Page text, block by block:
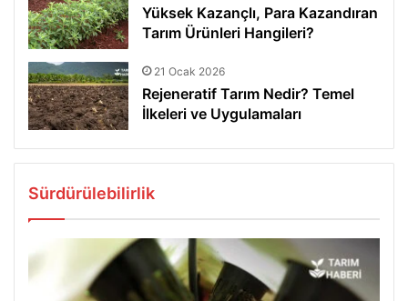
Yüksek Kazançlı, Para Kazandıran
Tarım Ürünleri Hangileri?
21 Ocak 2026
Rejeneratif Tarım Nedir? Temel
İlkeleri ve Uygulamaları
Sürdürülebilirlik